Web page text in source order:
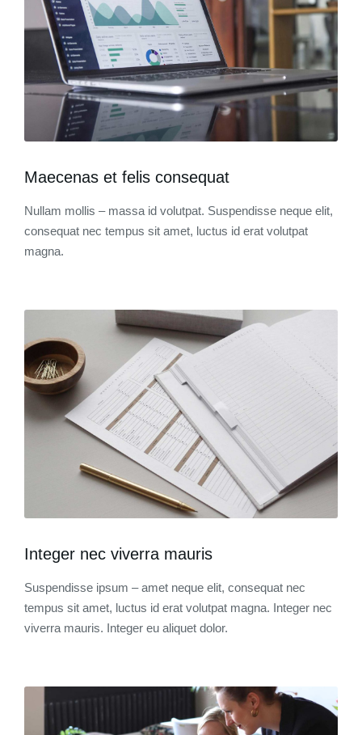
Maecenas et felis consequat
Nullam mollis – massa id volutpat. Suspendisse neque elit,
consequat nec tempus sit amet, luctus id erat volutpat
magna.
Integer nec viverra mauris
Suspendisse ipsum – amet neque elit, consequat nec
tempus sit amet, luctus id erat volutpat magna. Integer nec
viverra mauris. Integer eu aliquet dolor.